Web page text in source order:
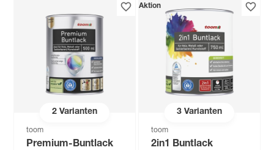
2Varianten
toom
Premium-Buntlack
3Varianten
Aktion
toom
2in1 Buntlack